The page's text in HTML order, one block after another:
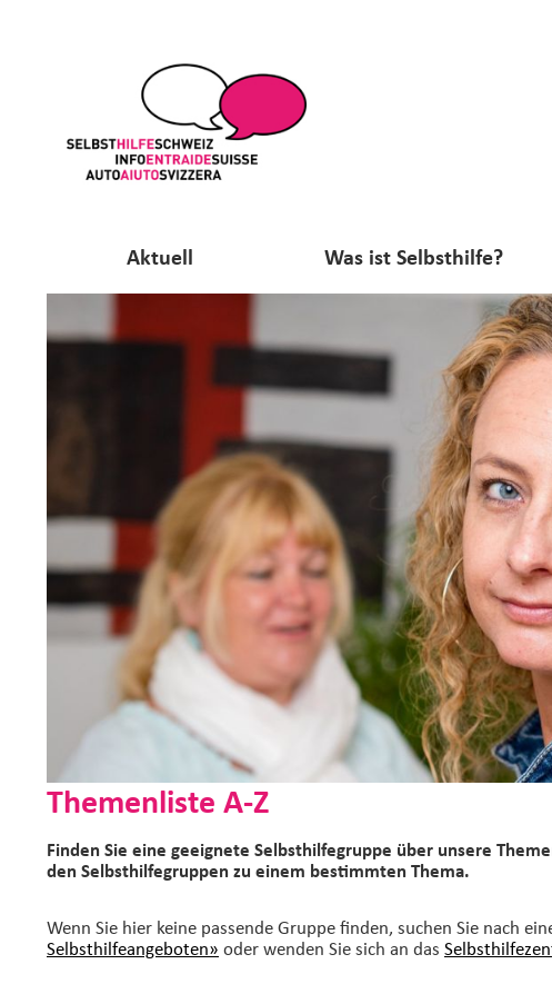
Aktuell Was ist Selbsthilfe?
Themenliste A-Z
Finden Sie eine geeignete Selbsthilfegruppe über unsere
den Selbsthilfegruppen zu einem bestimmten Thema.
Wenn Sie hier keine passende Gruppe finden, suchen Sie nach
Selbsthilfeangeboten» oder wenden Sie sich an das